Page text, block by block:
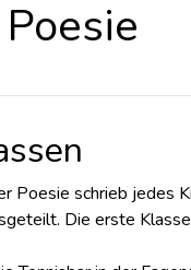
Poesie schrieb jedes
Die erste